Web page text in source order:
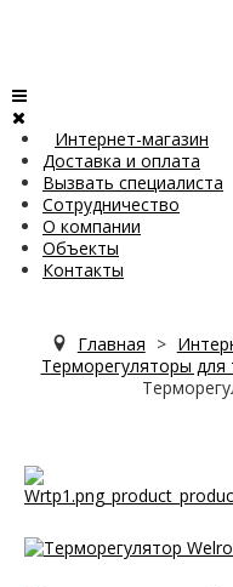
Интернет-магазин
Доставка и оплата
Вызвать специалиста
Сотрудничество
О компании
Объекты
Контакты
Главная >
Терморегуляторы для